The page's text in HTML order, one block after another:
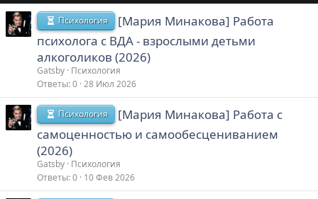
Психология
[Мария Минакова] Работа
психолога с ВДА - взрослыми детьми
алкоголиков (2026)
Gatsby Психология
Ответы 0 28 Июл 2026
Психология
[Мария Минакова] Работа с
самоценностью и самообесцениванием
(2026)
Gatsby Психология
Ответы 0 10 Фев 2026